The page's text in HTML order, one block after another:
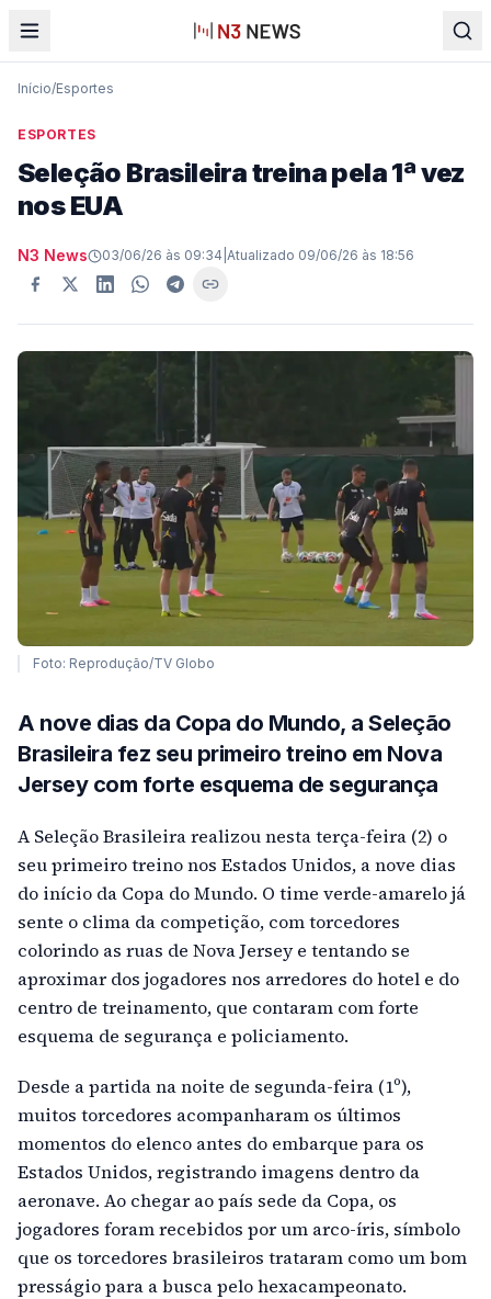
Início/Esportes
ESPORTES
Seleção Brasileira treina pela 1ª vez
nos EUA
N3 News 03/06/26 às 09:34 Atualizado 09/06/26 às 18:56
Foto: Reprodução/TV Globo
A nove dias da Copa do Mundo, a Seleção
Brasileira fez seu primeiro treino em Nova
Jersey com forte esquema de segurança
A Seleção Brasileira realizou nesta terça-feira (2) o
seu primeiro treino nos Estados Unidos, a nove dias
do início da Copa do Mundo. O time verde-amarelo já
sente o clima da competição, com torcedores
colorindo as ruas de Nova Jersey e tentando se
aproximar dos jogadores nos arredores do hotel e do
centro de treinamento, que contaram com forte
esquema de segurança e policiamento.
Desde a partida na noite de segunda-feira (1º),
muitos torcedores acompanharam os últimos
momentos do elenco antes do embarque para os
Estados Unidos, registrando imagens dentro da
aeronave. Ao chegar ao país sede da Copa, os
jogadores foram recebidos por um arco-íris, símbolo
que os torcedores brasileiros trataram como um bom
presságio para a busca pelo hexacampeonato.